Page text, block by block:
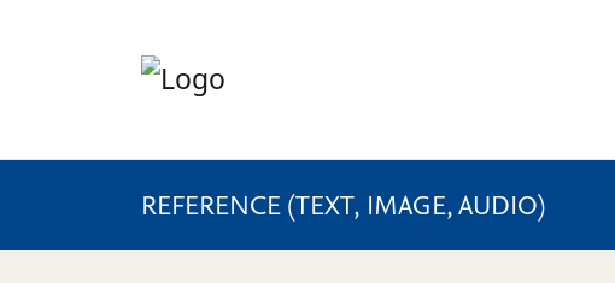
REFERENCE (TEXT, IMAGE, AUDIO)